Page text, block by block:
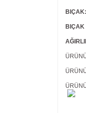
BIÇAK:
BIÇAK